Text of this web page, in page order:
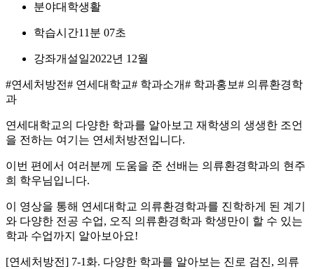
분야대학생활
학습시간11분 07초
강좌개설일2022년 12월
#연세처방전# 연세대학교# 학과소개# 학과홍보# 의류환경학
과
연세대학교의 다양한 학과를 알아보고 재학생의 생생한 조언
을 전하는 여기는 연세처방전입니다.
이번 편에서 여러분께 도움을 준 선배는 의류환경학과의 현주
희 학우님입니다.
이 영상을 통해 연세대학교 의류환경학과를 진학하게 된 계기
와 다양한 전공 수업, 오직 의류환경학과 학생만이 할 수 있는
학과 수업까지 알아보아요!
[연세처방전] 7-1화. 다양한 학과를 알아보는 진로 검진, 의류